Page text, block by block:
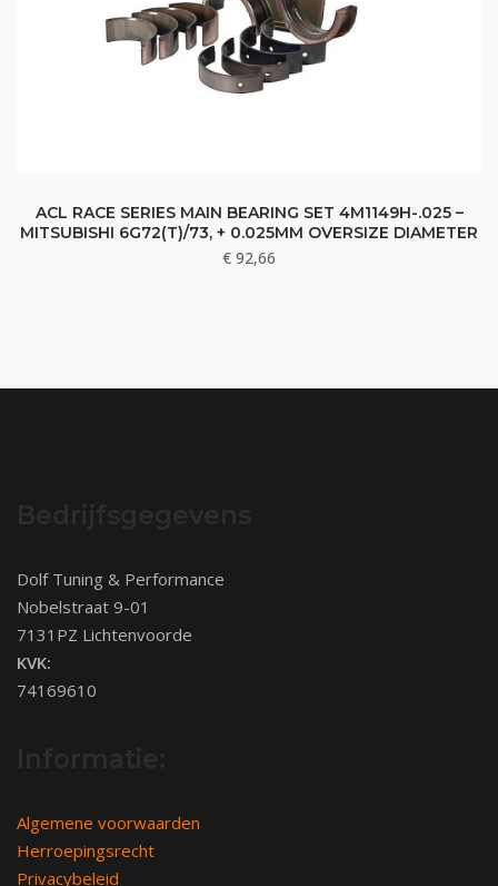
ACL RACE SERIES MAIN BEARING SET 4M1149H-.025 –
MITSUBISHI 6G72(T)/73, + 0.025MM OVERSIZE DIAMETER
€ 92,66
Dolf Tuning & Performance
Nobelstraat 9-01
7131PZ Lichtenvoorde
KVK:
74169610
Algemene voorwaarden
Herroepingsrecht
Privacybeleid